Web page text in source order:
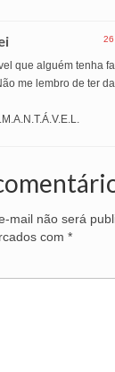
que alguém tenha
me lembro de ter
mail não será
com *